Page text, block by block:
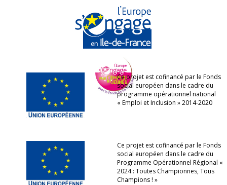
Ce projet est cofinancé par le Fonds
social européen dans le cadre du
programme opérationnel national
« Emploi et Inclusion » 2014-2020
Ce projet est cofinancé par le Fonds
social européen dans le cadre du
Programme Opérationnel Régional «
2024 : Toutes Championnes, Tous
Champions ! »